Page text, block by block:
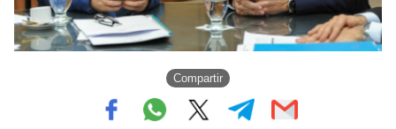
Compartir